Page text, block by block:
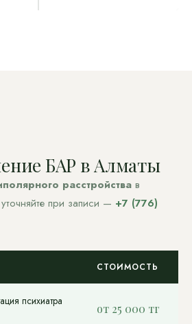
БАР в Алматы
расстройства в
при записи — +7 (776)
СТОИМОСТЬ
психиатра
от 25 000 тг